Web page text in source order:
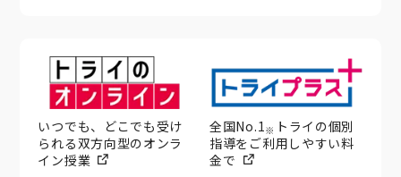
いつでも、どこでも受け
られる双方向型のオンラ
イン授業
全国No.1※ トライの個別
指導をご利用しやすい料
金で